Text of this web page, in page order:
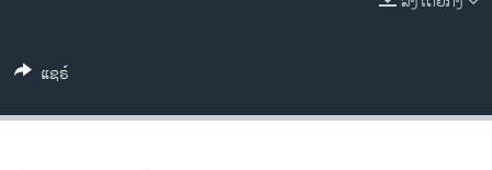
ວິທະຍາສາດ-ເທັກໂນໂລຈີ
ທຸລະກິດ
ແຊຣ໌